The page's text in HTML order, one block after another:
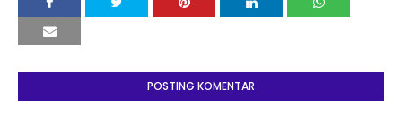
POSTING KOMENTAR